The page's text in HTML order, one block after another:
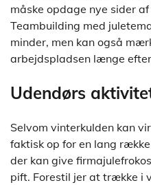
måske opdage nye sider
Teambuilding med
minder, men kan også
arbejdspladsen længe
Udendørs
Selvom vinterkulden kan
faktisk op for en lang
der kan give
pift. Forestil jer at trække i